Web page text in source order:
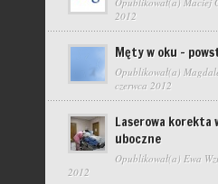
2012
Męty w oku –
Opublikował(a)
czerwca 2012
Laserowa korekta
uboczne
Opublikował(a) Ewa
2012